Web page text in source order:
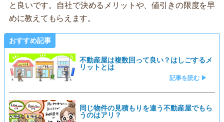
と良いです。自社で決めるメリットや、値引きの限度を早
めに教えてもらえます。
おすすめ記事
不動産屋は複数回って良い？はしごするメ
リットとは
記事を読む ▶
同じ物件の見積もりを違う不動産屋でもら
うのはアリ？